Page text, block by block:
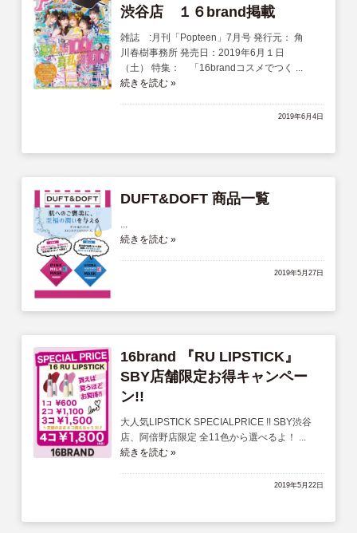
渋谷店 １６brand掲載
雑誌 :月刊「Popteen」7月号 発行元： 角
川春樹事務所 発売日：2019年6月１日
（土） 特集： 「16brandコスメでつく ...
続きを読む »
2019年6月4日
DUFT&DOFT 商品一覧
続きを読む »
2019年5月27日
16brand 『RU LIPSTICK』
SBY店舗限定お得キャンペー
ン!!
大人気LIPSTICK SPECIALPRICE !! SBY渋谷
店、阿倍野店限定 全11色から選べるよ！ ...
続きを読む »
2019年5月22日